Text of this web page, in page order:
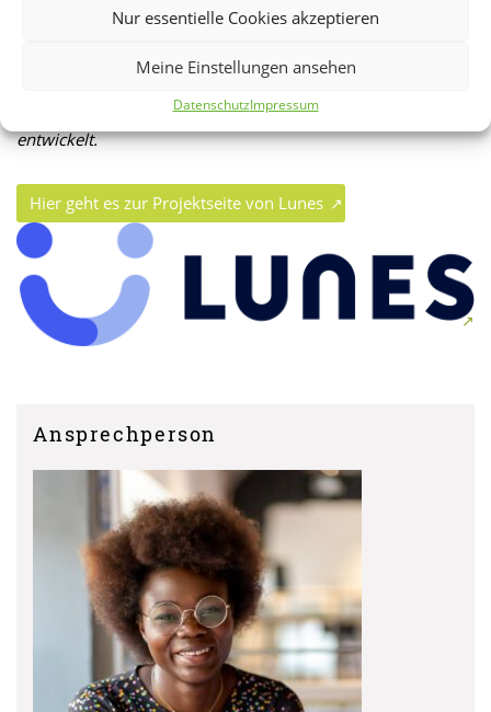
Nur essentielle Cookies akzeptieren
Meine Einstellungen ansehen
DatenschutzImpressum
Referenzrahmens (GER). Die Nutzung steht jedoch auch
Lunes wurde von ehrenamtlichen Entwickler:innen in
Initiative „Tür an Tür“ und Deutschlern-Expert:innen
entwickelt.
Hier geht es zur Projektseite von Lunes
Ansprechperson